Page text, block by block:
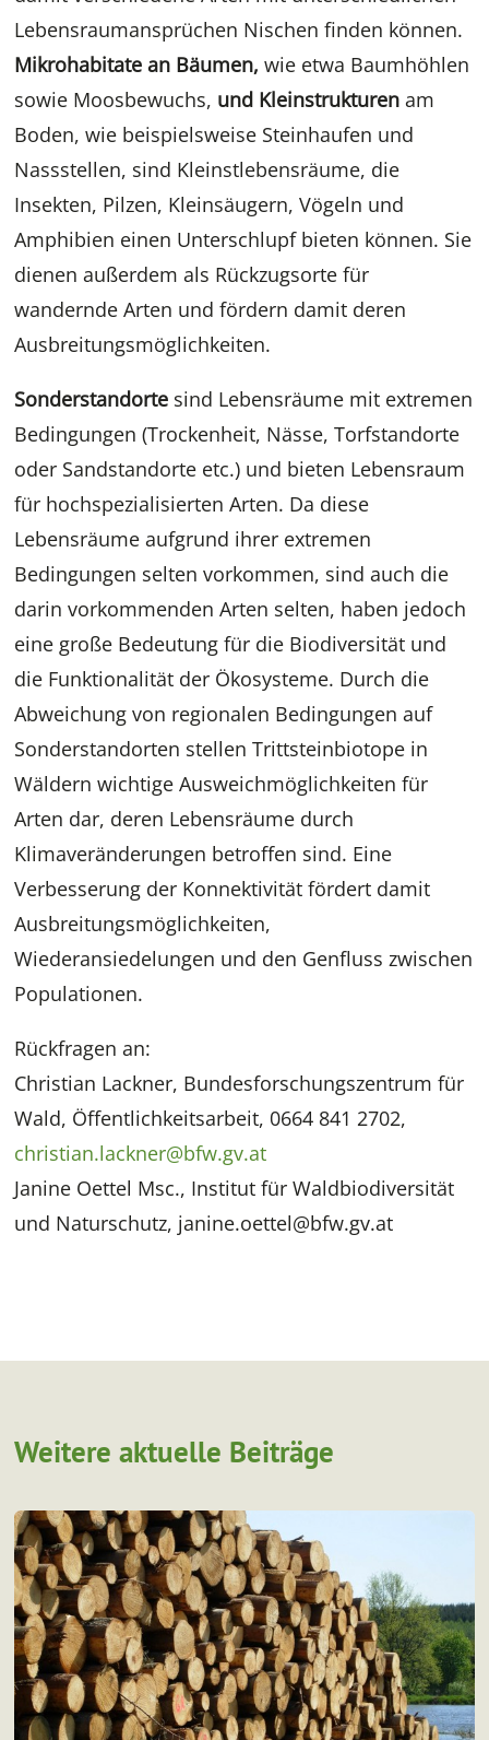
Lebensraumansprüchen Nischen finden können.
Mikrohabitate an Bäumen,wie etwa Baumhöhlen
sowie Moosbewuchs, und Kleinstrukturen am
Boden, wie beispielsweise Steinhaufen und
Nassstellen, sind Kleinstlebensräume, die
Insekten, Pilzen, Kleinsäugern, Vögeln und
Amphibien einen Unterschlupf bieten können. Sie
dienen außerdem als Rückzugsorte für
wandernde Arten und fördern damit deren
Ausbreitungsmöglichkeiten.
Sonderstandorte sind Lebensräume mit extremen
Bedingungen (Trockenheit, Nässe, Torfstandorte
oder Sandstandorte etc.) und bieten Lebensraum
für hochspezialisierten Arten. Da diese
Lebensräume aufgrund ihrer extremen
Bedingungen selten vorkommen, sind auch die
darin vorkommenden Arten selten, haben jedoch
eine große Bedeutung für die Biodiversität und
die Funktionalität der Ökosysteme. Durch die
Abweichung von regionalen Bedingungen auf
Sonderstandorten stellen Trittsteinbiotope in
Wäldern wichtige Ausweichmöglichkeiten für
Arten dar, deren Lebensräume durch
Klimaveränderungen betroffen sind. Eine
Verbesserung der Konnektivität fördert damit
Ausbreitungsmöglichkeiten,
Wiederansiedelungen und den Genfluss zwischen
Populationen.
Rückfragen an:
Christian Lackner, Bundesforschungszentrum für
Wald, Öffentlichkeitsarbeit, 0664 841 2702,
christian.lackner@bfw.gv.at
Janine Oettel Msc., Institut für Waldbiodiversität
und Naturschutz, janine.oettel@bfw.gv.at
Weitere aktuelle Beiträge